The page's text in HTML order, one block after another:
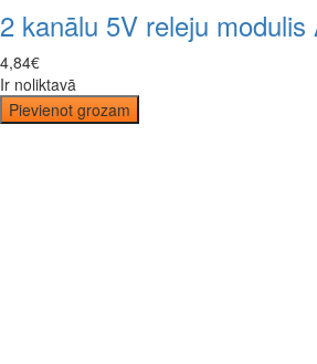
2 kanālu 5V releju modulis
4,84€
Ir noliktavā
Pievienot grozam